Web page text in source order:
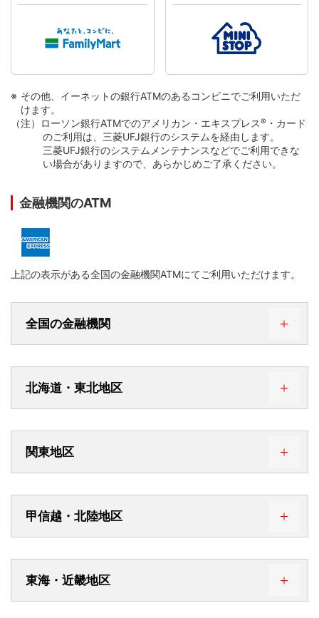
その他、イーネットの銀行ATMのあるコンビニでご利用いただ
けます。
（注）ローソン銀行ATMでのアメリカン・エキスプレス® ・カード
のご利用は、三菱UFJ銀行のシステムを経由します。
三菱UFJ銀行のシステムメンテナンスなどでご利用できな
い場合がありますので、あらかじめご了承ください。
金融機関のATM
上記の表示がある全国の金融機関ATMにてご利用いただけます。
全国の金融機関
三菱UFJ銀行 ＊
三井住友銀行
ゆうちょ銀行 ＊
ローソン銀行 ＊ （注）
北海道・東北地区
関東地区
甲信越・北陸地区
八十二長野銀行
東海・近畿地区